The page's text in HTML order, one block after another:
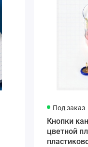
Под заказ
Кнопки
цветной